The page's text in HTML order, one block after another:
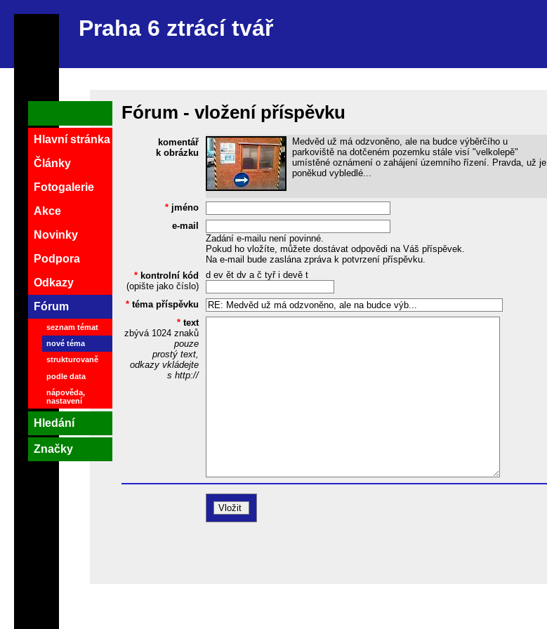
Praha 6 ztrácí tvář
Fórum - vložení příspěvku
komentář
k obrázku
Medvěd už má odzvoněno, ale na budce výběrčího u
parkoviště na dotčeném pozemku stále visí "velkolepě"
umístěné oznámení o zahájení územního řízení. Pravda, už je
poněkud vybledlé...
* jméno
e-mail
Zadání e-mailu není povinné.
Pokud ho vložíte, můžete dostávat odpovědi na Váš příspěvek.
Na e-mail bude zaslána zpráva k potvrzení příspěvku.
* kontrolní kód
(opište jako číslo)
d ev ět dv a č tyř i devě t
* téma příspěvku
* text
zbývá 1024znaků
pouze
prostý text,
odkazy vkládejte
s http://
Hlavní stránka
Články
Fotogalerie
Akce
Novinky
Podpora
Odkazy
Fórum
seznam témat
nové téma
strukturovaně
podle data
nápověda,
nastavení
Hledání
Značky